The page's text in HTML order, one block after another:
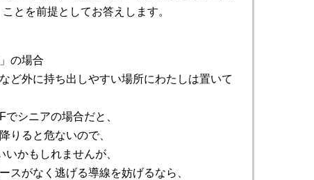
とを前提としてお答えします。
の場合
ど外に持ち出しやすい場所にわたしは置いて
シニアの場合だと、
りると危ないので、
いかもしれませんが、
スがなく逃げる導線を妨げるなら、